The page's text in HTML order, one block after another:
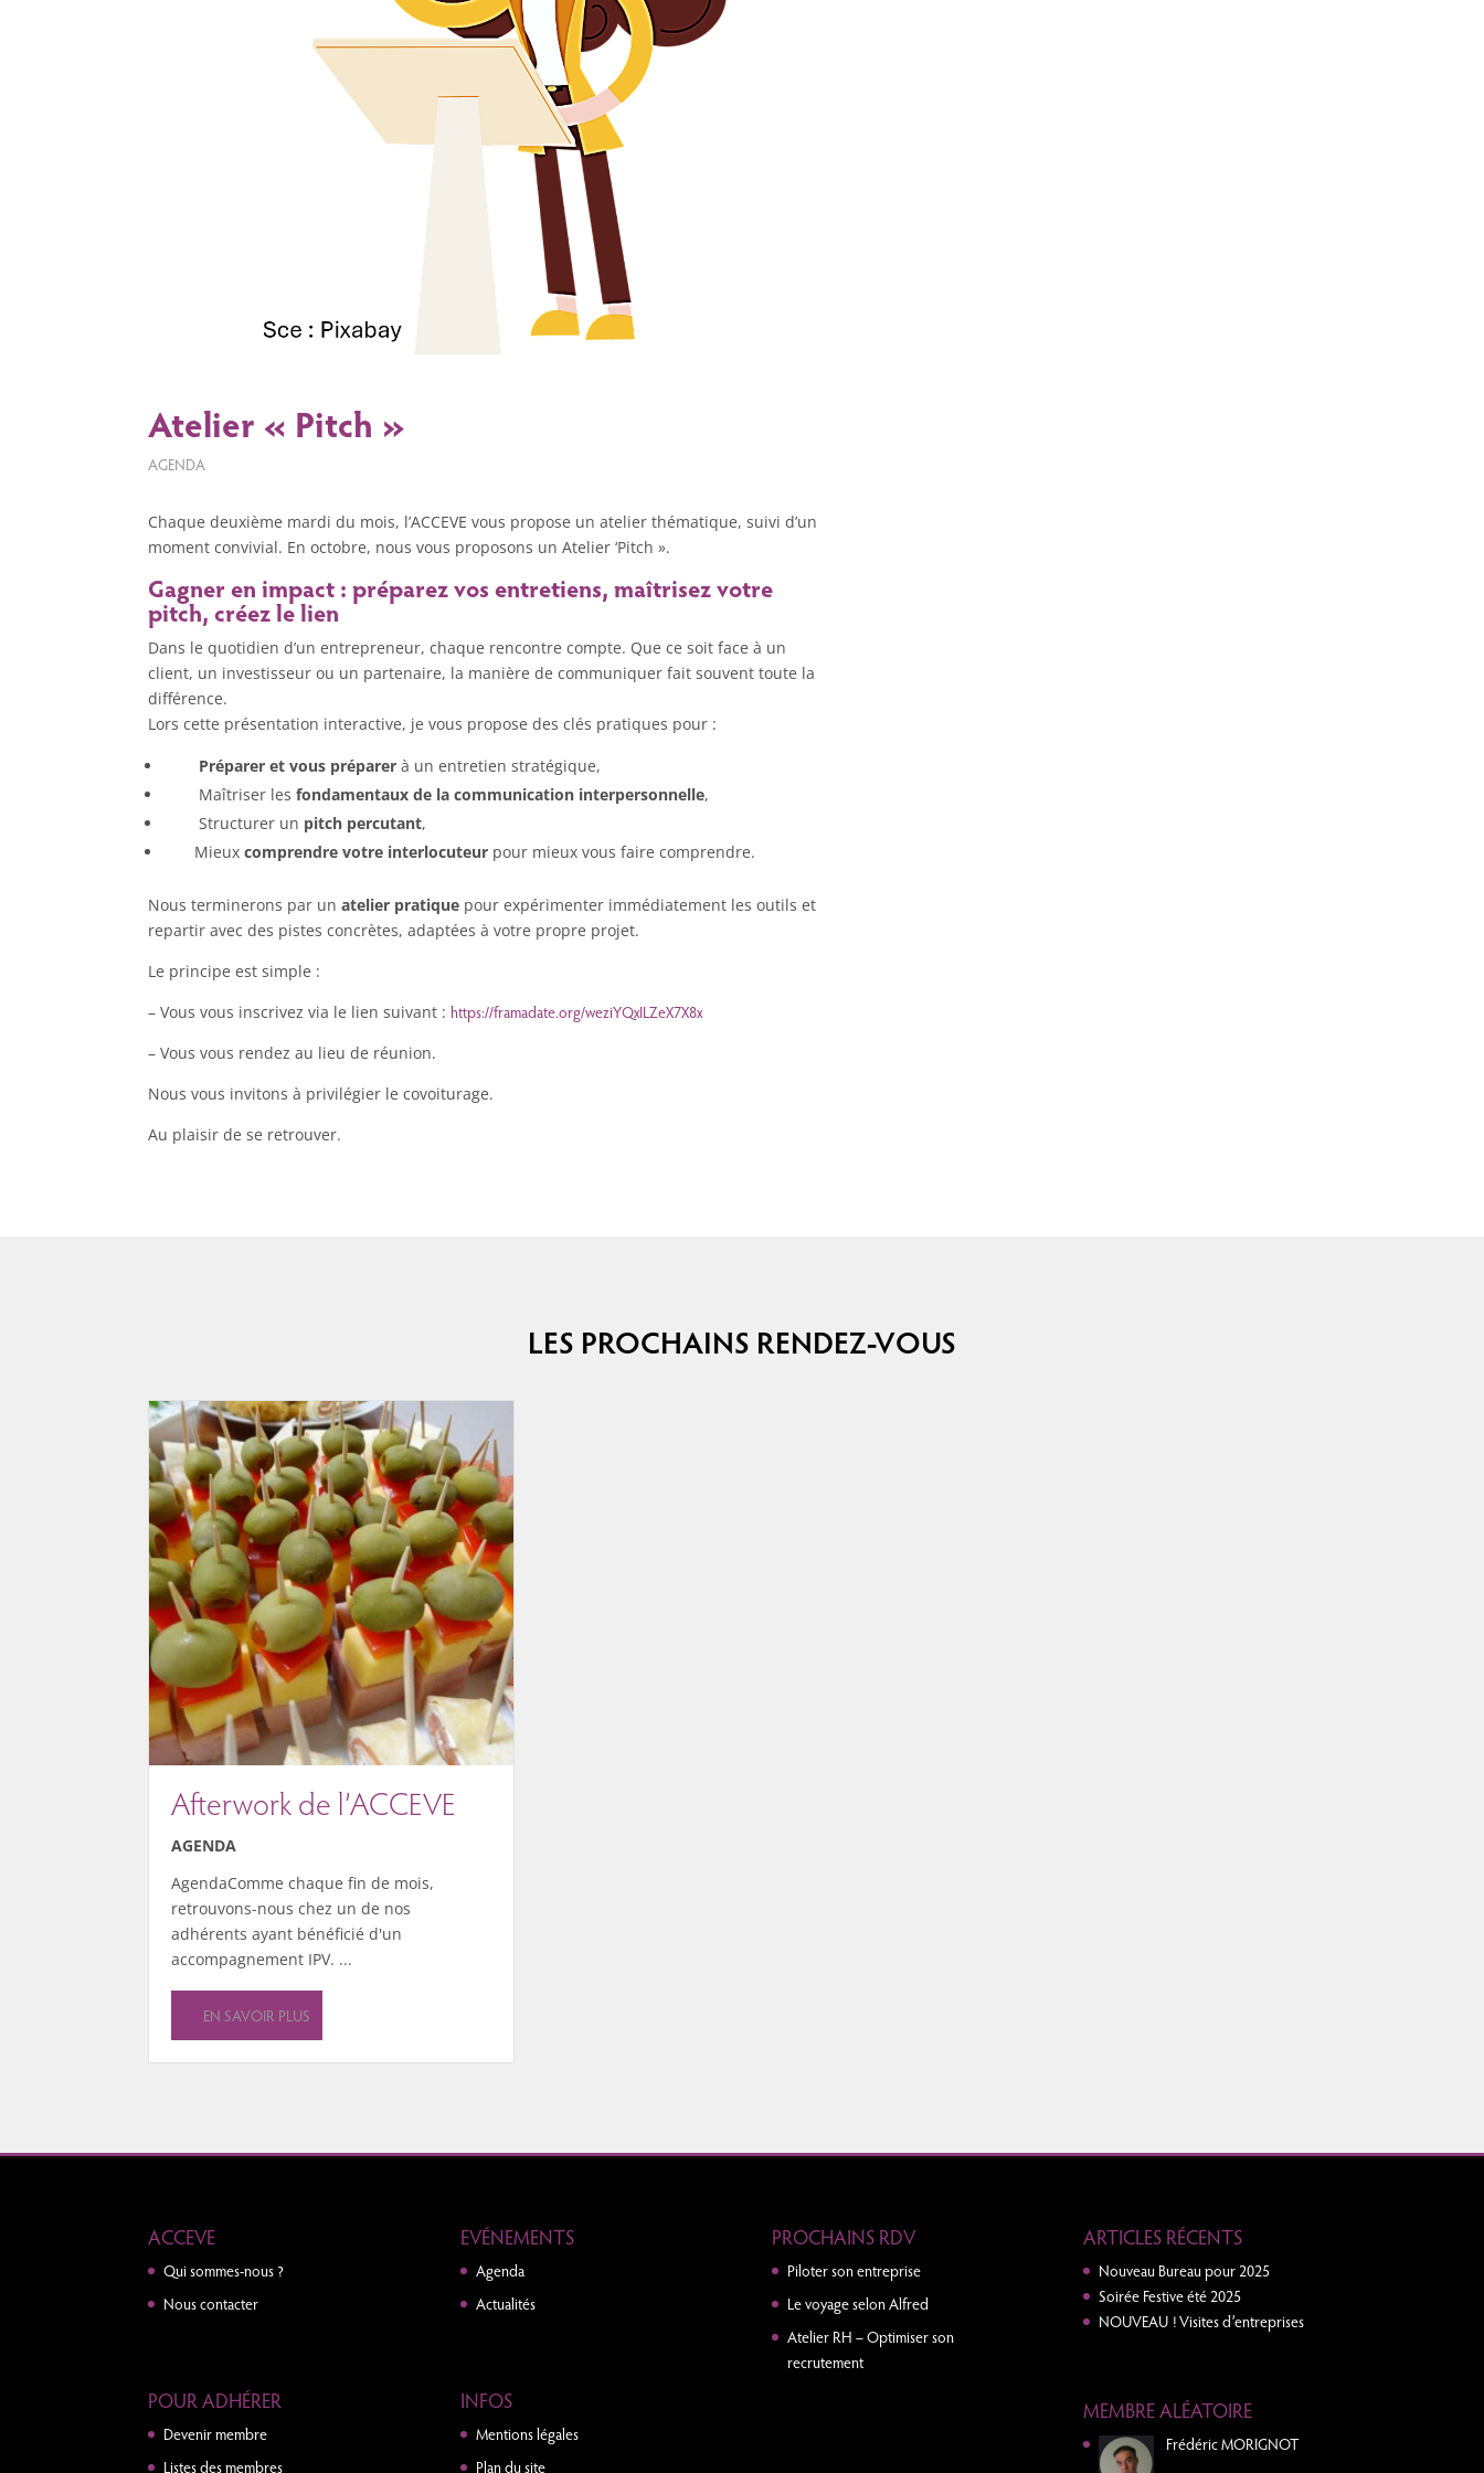
Atelier « Pitch »
AGENDA
Chaque deuxième mardi du mois, l’ACCEVE vous propose un atelier thématique, suivi d’un
moment convivial. En octobre, nous vous proposons un Atelier ‘Pitch ».
Gagner en impact : préparez vos entretiens, maîtrisez votre
pitch, créez le lien
Dans le quotidien d’un entrepreneur, chaque rencontre compte. Que ce soit face à un
client, un investisseur ou un partenaire, la manière de communiquer fait souvent toute la
différence.
Lors cette présentation interactive, je vous propose des clés pratiques pour :
Préparer et vous préparer à un entretien stratégique,
Maîtriser lesfondamentaux de la communication interpersonnelle,
Structurer un pitch percutant,
Mieuxcomprendre votre interlocuteur pour mieux vous faire comprendre.
Nous terminerons par unatelier pratique pour expérimenter immédiatement les outils et
repartir avec des pistes concrètes, adaptées à votre propre projet.
Le principe est simple :
– Vous vous inscrivez via le lien suivant :https://framadate.org/weziYQxILZeX7X8x
– Vous vous rendez au lieu de réunion.
Nous vous invitons à privilégier le covoiturage.
Au plaisir de se retrouver.
LES PROCHAINS RENDEZ-VOUS
Afterwork de l’ACCEVE
AGENDA
AgendaComme chaque fin de mois,
retrouvons-nous chez un de nos
adhérents ayant bénéficié d'un
accompagnement IPV. ...
EN SAVOIR PLUS
ACCEVE
Qui sommes-nous ?
Nous contacter
POUR ADHÉRER
Devenir membre
Listes des membres
EVÉNEMENTS
Agenda
Actualités
INFOS
Mentions légales
Plan du site
PROCHAINS RDV
Piloter son entreprise
Le voyage selon Alfred
Atelier RH – Optimiser son
recrutement
ARTICLES RÉCENTS
Nouveau Bureau pour 2025
Soirée Festive été 2025
NOUVEAU ! Visites d’entreprises
MEMBRE ALÉATOIRE
Frédéric MORIGNOT